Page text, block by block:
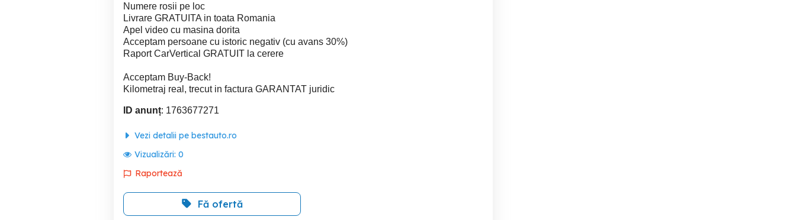
Numere rosii pe loc
Livrare GRATUITA in toata Romania
Apel video cu masina dorita
Acceptam persoane cu istoric negativ (cu avans 30%)
Raport CarVertical GRATUIT la cerere
Acceptam Buy-Back!
Kilometraj real, trecut in factura GARANTAT juridic
ID anunț: 1763677271
Vezi detalii pe bestauto.ro
Vizualizări: 0
Raportează
Fă ofertă